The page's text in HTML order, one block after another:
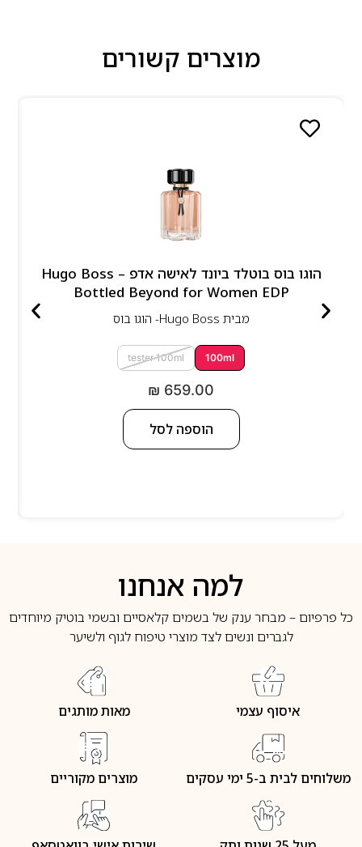
מוצרים קשורים
הוגו בוס בוטלד ביונד לאישה אדפ – Hugo Boss
Bottled Beyond for Women EDP
מבית Hugo Boss- הוגו בוס
100ml
tester 100ml
₪ 659.00
הוספה לסל
למה אנחנו
כל פרפיום – מבחר ענק של בשמים קלאסיים ובשמי בוטיק מיוחדים
לגברים ונשים לצד מוצרי טיפוח לגוף ולשיער
איסוף עצמי מאות מותגים
משלוחים לבית ב-5 ימי עסקים מוצרים מקוריים